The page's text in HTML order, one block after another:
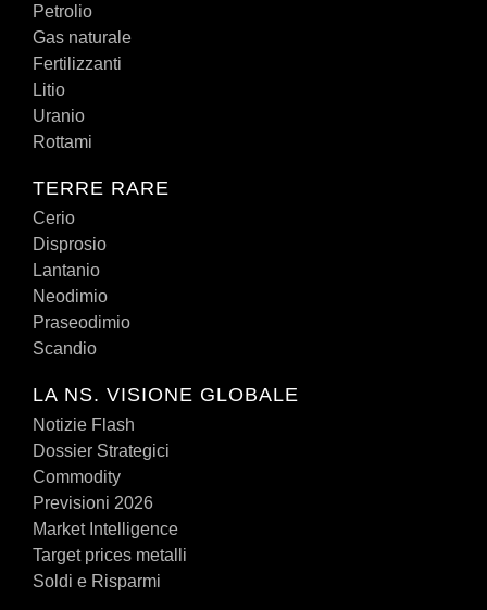
Petrolio
Gas naturale
Fertilizzanti
Litio
Uranio
Rottami
TERRE RARE
Cerio
Disprosio
Lantanio
Neodimio
Praseodimio
Scandio
LA NS. VISIONE GLOBALE
Notizie Flash
Dossier Strategici
Commodity
Previsioni 2026
Market Intelligence
Target prices metalli
Soldi e Risparmi